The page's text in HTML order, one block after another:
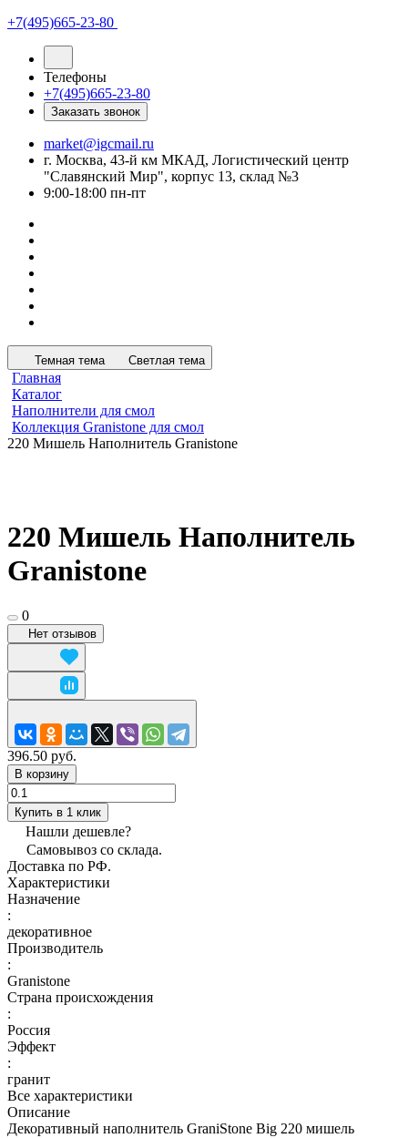
+7(495)665-23-80
Телефоны
+7(495)665-23-80
Заказать звонок
market@igcmail.ru
г. Москва, 43-й км МКАД, Логистический центр
"Славянский Мир", корпус 13, склад №3
9:00-18:00 пн-пт
Темная тема Светлая тема
Главная
Каталог
Наполнители для смол
Коллекция Granistone для смол
220 Мишель Наполнитель Granistone
220 Мишель Наполнитель
Granistone
0
Нет отзывов
396.50 руб.
В корзину
Купить в 1 клик
Нашли дешевле?
Самовывоз со склада.
Доставка по РФ.
Характеристики
Назначение
:
декоративное
Производитель
:
Granistone
Страна происхождения
:
Россия
Эффект
:
гранит
Все характеристики
Описание
Декоративный наполнитель GraniStone Big 220 мишель